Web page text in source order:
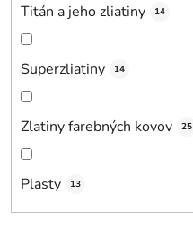
Titán a jeho zliatiny 14
Superzliatiny 14
Zlatiny farebných kovov 25
Plasty 13